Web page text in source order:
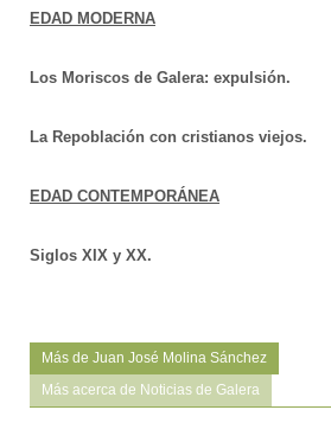
EDAD MODERNA
Los Moriscos de Galera: expulsión.
La Repoblación con cristianos viejos.
EDAD CONTEMPORÁNEA
Siglos XIX y XX.
Más de Juan José Molina Sánchez
Más acerca de Noticias de Galera